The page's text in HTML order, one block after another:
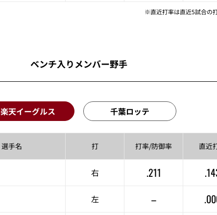
※直近打率は直近5試合の打
ベンチ入りメンバー野手
楽天イーグルス 千葉ロッテ
選手名 打 打率/防御率 直近
右 .211
左 –